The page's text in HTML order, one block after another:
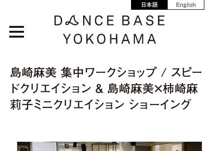
日本語 English
島崎麻美 集中ワークショップ / スピー
ドクリエイション & 島崎麻美×柿崎麻
莉子ミニクリエイション ショーイング